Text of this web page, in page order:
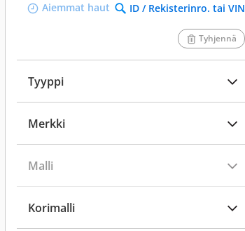
Aiemmat haut ID / Rekisterinro. tai VIN
Tyhjennä
Tyyppi
Merkki
Malli
Korimalli